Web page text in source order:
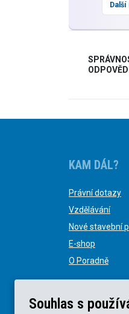
KAM DÁL?
Právní dotazy
Vzdělávání
Nové stavební
E-shop
O Poradně
Souhlas s